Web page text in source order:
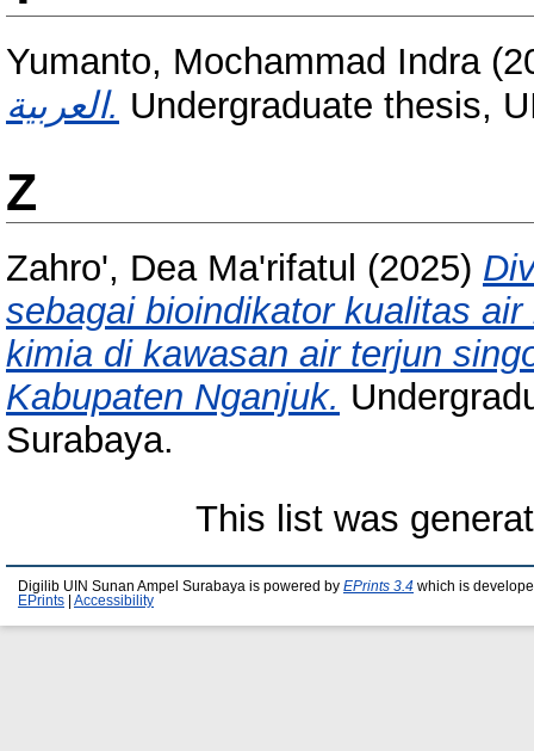
Yumanto, Mochammad Indra
العربية. Undergraduate thesis,
Z
Zahro', Dea Ma'rifatul (2025)
sebagai bioindikator kualitas
kimia di kawasan air terjun
Kabupaten Nganjuk.
Surabaya.
This list was
Digilib UIN Sunan Ampel Surabaya is powered by EPrints 3.4 which is
EPrints
Accessibility